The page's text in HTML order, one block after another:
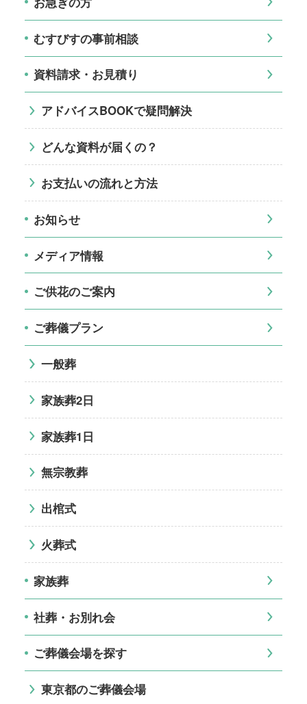
むすびすの事前相談
資料請求・お見積り
アドバイスBOOKで疑問解決
どんな資料が届くの？
お支払いの流れと方法
お知らせ
メディア情報
ご供花のご案内
ご葬儀プラン
一般葬
家族葬2日
家族葬1日
無宗教葬
出棺式
火葬式
家族葬
社葬・お別れ会
ご葬儀会場を探す
東京都のご葬儀会場